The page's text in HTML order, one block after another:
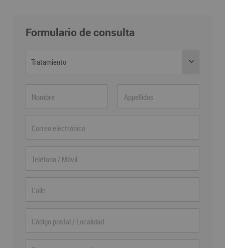
Formulario de consulta
Tratamiento